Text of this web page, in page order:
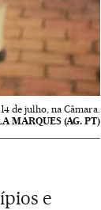
de julho, na Câmara.
MARQUES (AG. PT)
e